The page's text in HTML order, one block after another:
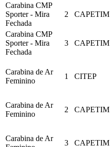
Carabina CMP
Sporter - Mira
Fechada
2 CAPETIM
Carabina CMP
Sporter - Mira
Fechada
3 CAPETIM
Carabina de Ar
Feminino
1 CITEP
Carabina de Ar
Feminino
2 CAPETIM
Carabina de Ar
3 CAPETIM